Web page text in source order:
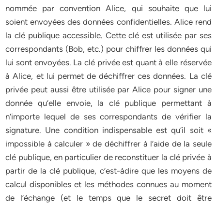
nommée par convention Alice, qui souhaite que lui
soient envoyées des données confidentielles. Alice rend
la clé publique accessible. Cette clé est utilisée par ses
correspondants (Bob, etc.) pour chiffrer les données qui
lui sont envoyées. La clé privée est quant à elle réservée
à Alice, et lui permet de déchiffrer ces données. La clé
privée peut aussi être utilisée par Alice pour signer une
donnée qu’elle envoie, la clé publique permettant à
n’importe lequel de ses correspondants de vérifier la
signature. Une condition indispensable est qu’il soit «
impossible à calculer » de déchiffrer à l’aide de la seule
clé publique, en particulier de reconstituer la clé privée à
partir de la clé publique, c’est-àdire que les moyens de
calcul disponibles et les méthodes connues au moment
de l’échange (et le temps que le secret doit être